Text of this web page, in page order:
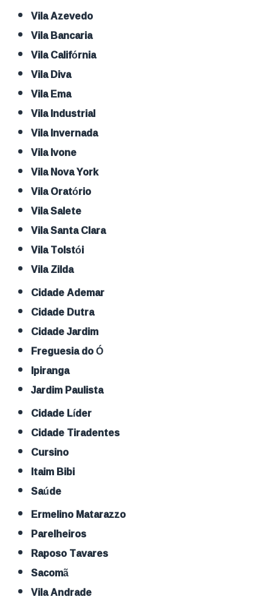
Vila Azevedo
Vila Bancaria
Vila Califórnia
Vila Diva
Vila Ema
Vila Industrial
Vila Invernada
Vila Ivone
Vila Nova York
Vila Oratório
Vila Salete
Vila Santa Clara
Vila Tolstói
Vila Zilda
Cidade Ademar
Cidade Dutra
Cidade Jardim
Freguesia do Ó
Ipiranga
Jardim Paulista
Cidade Líder
Cidade Tiradentes
Cursino
Itaim Bibi
Saúde
Ermelino Matarazzo
Parelheiros
Raposo Tavares
Sacomã
Vila Andrade